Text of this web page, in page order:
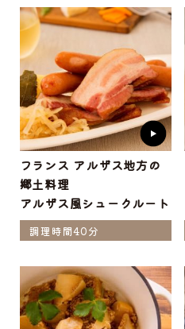
フランス アルザス地方の
郷土料理
アルザス風シュークルート
調理時間40分